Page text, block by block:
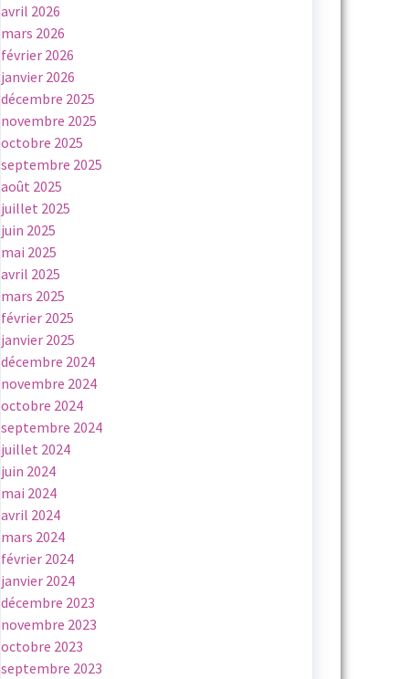
avril 2026
mars 2026
février 2026
janvier 2026
décembre 2025
novembre 2025
octobre 2025
septembre 2025
août 2025
juillet 2025
juin 2025
mai 2025
avril 2025
mars 2025
février 2025
janvier 2025
décembre 2024
novembre 2024
octobre 2024
septembre 2024
juillet 2024
juin 2024
mai 2024
avril 2024
mars 2024
février 2024
janvier 2024
décembre 2023
novembre 2023
octobre 2023
septembre 2023